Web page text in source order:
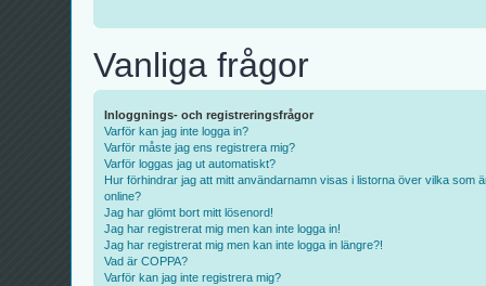
Vanliga frågor
Inloggnings- och registreringsfrågor
Varför kan jag inte logga in?
Varför måste jag ens registrera mig?
Varför loggas jag ut automatiskt?
Hur förhindrar jag att mitt användarnamn visas i listorna över vilka som
online?
Jag har glömt bort mitt lösenord!
Jag har registrerat mig men kan inte logga in!
Jag har registrerat mig men kan inte logga in längre?!
Vad är COPPA?
Varför kan jag inte registrera mig?